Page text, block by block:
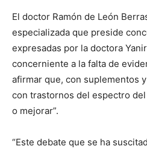
El doctor Ramón de León
especializada que preside
expresadas por la doctora
concerniente a la falta de
afirmar que, con suplementos
con trastornos del espectro
o mejorar”.
“Este debate que se ha